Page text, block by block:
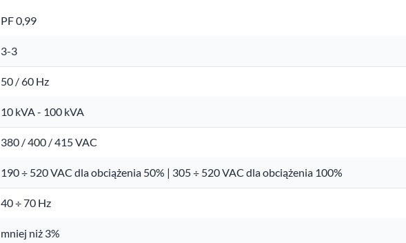
PF 0,99
3-3
50 / 60 Hz
10 kVA - 100 kVA
380 / 400 / 415 VAC
190 ÷ 520 VAC dla obciążenia 50% | 305 ÷ 520 VAC dla obciążenia 100%
40 ÷ 70 Hz
mniej niż 3%